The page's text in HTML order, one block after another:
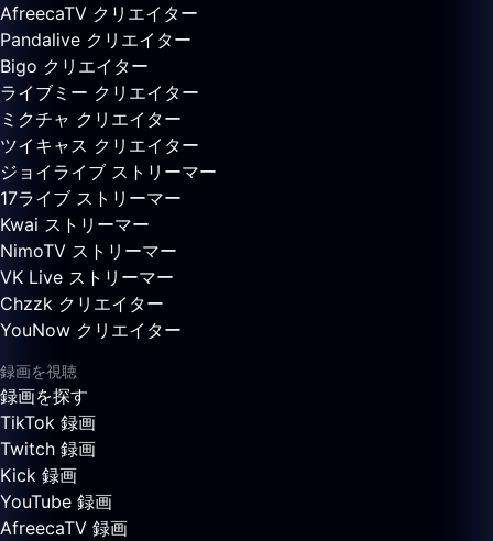
AfreecaTV クリエイター
Pandalive クリエイター
Bigo クリエイター
ライブミー クリエイター
ミクチャ クリエイター
ツイキャス クリエイター
ジョイライブ ストリーマー
17ライブ ストリーマー
Kwai ストリーマー
NimoTV ストリーマー
VK Live ストリーマー
Chzzk クリエイター
YouNow クリエイター
録画を視聴
録画を探す
TikTok 録画
Twitch 録画
Kick 録画
YouTube 録画
AfreecaTV 録画